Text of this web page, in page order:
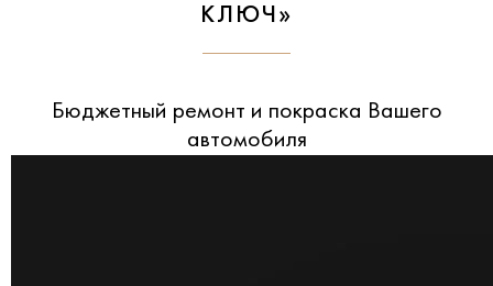
КЛЮЧ»
Бюджетный ремонт и покраска Вашего
автомобиля